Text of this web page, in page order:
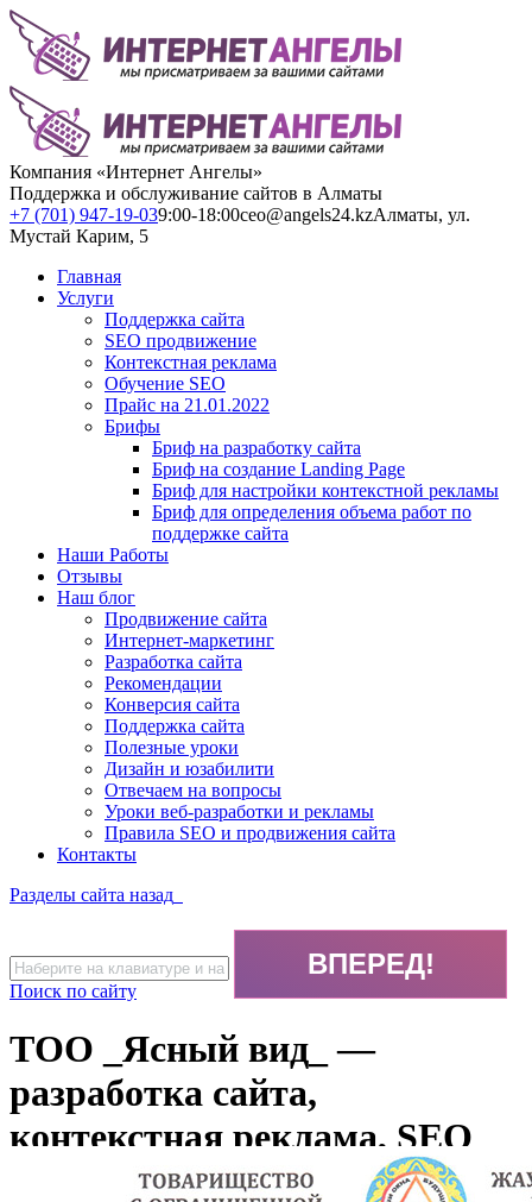
Компания «Интернет Ангелы»
Поддержка и обслуживание сайтов в Алматы
+7 (701) 947-19-039:00-18:00ceo@angels24.kzАлматы, ул.
Мустай Карим, 5
Главная
Услуги
Поддержка сайта
SEO продвижение
Контекстная реклама
Обучение SEO
Прайс на 21.01.2022
Брифы
Бриф на разработку сайта
Бриф на создание Landing Page
Бриф для настройки контекстной рекламы
Бриф для определения объема работ по
поддержке сайта
Наши Работы
Отзывы
Наш блог
Продвижение сайта
Интернет-маркетинг
Разработка сайта
Рекомендации
Конверсия сайта
Поддержка сайта
Полезные уроки
Дизайн и юзабилити
Отвечаем на вопросы
Уроки веб-разработки и рекламы
Правила SEO и продвижения сайта
Контакты
Разделы сайта назад
Поиск по сайту
ТОО _Ясный вид_ —
разработка сайта,
контекстная реклама, SEO
оптимизация сайта